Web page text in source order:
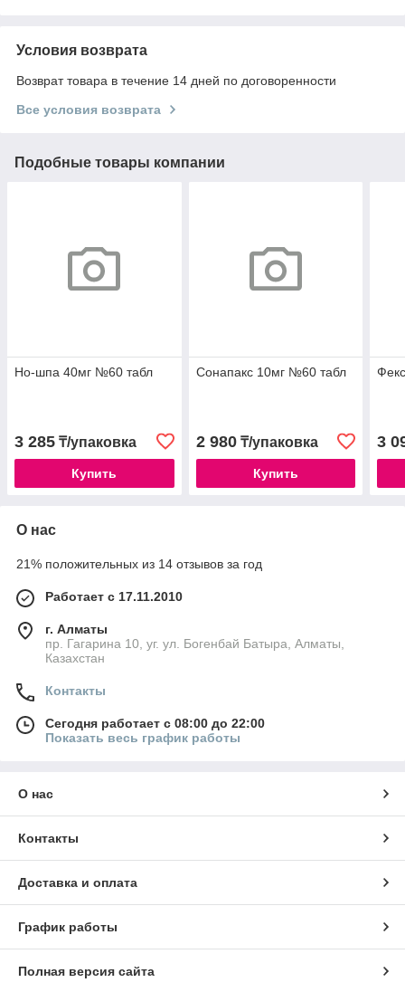
Условия возврата
Возврат товара в течение 14 дней по договоренности
Все условия возврата
Подобные товары компании
Но-шпа 40мг №60 табл
3 285 ₸/упаковка
Купить
Сонапакс 10мг №60 табл
2 980₸/упаковка
Купить
3
О нас
21% положительных из 14 отзывов за год
Работает с 17.11.2010
г. Алматы
пр. Гагарина 10, уг. ул. Богенбай Батыра, Алматы,
Казахстан
Контакты
Сегодня работает с 08:00 до 22:00
Показать весь график работы
О нас
Контакты
Доставка и оплата
График работы
Полная версия сайта